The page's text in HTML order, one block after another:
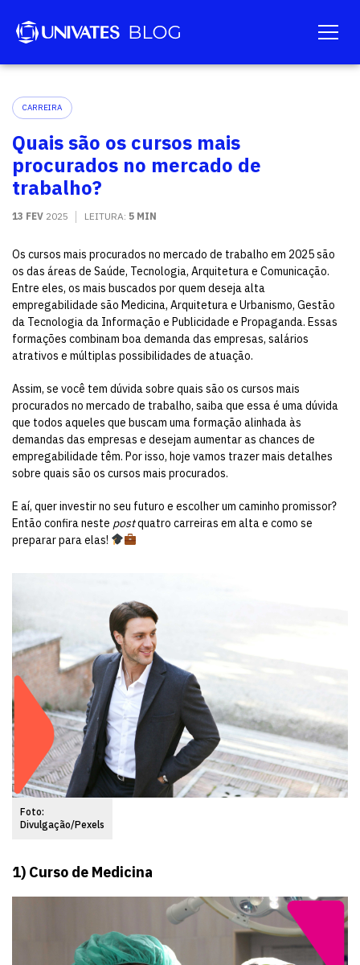
CARREIRA
Quais são os cursos mais
procurados no mercado de
trabalho?
13 FEV 2025 LEITURA: 5 MIN
Os cursos mais procurados no mercado de trabalho em 2025 são
os das áreas de Saúde, Tecnologia, Arquitetura e Comunicação.
Entre eles, os mais buscados por quem deseja alta
empregabilidade são Medicina, Arquitetura e Urbanismo, Gestão
da Tecnologia da Informação e Publicidade e Propaganda. Essas
formações combinam boa demanda das empresas, salários
atrativos e múltiplas possibilidades de atuação.
Assim, se você tem dúvida sobre quais são os cursos mais
procurados no mercado de trabalho, saiba que essa é uma dúvida
que todos aqueles que buscam uma formação alinhada às
demandas das empresas e desejam aumentar as chances de
empregabilidade têm. Por isso, hoje vamos trazer mais detalhes
sobre quais são os cursos mais procurados.
E aí, quer investir no seu futuro e escolher um caminho promissor?
Então confira neste postquatro carreiras em alta e como se
preparar para elas!
Foto:
Divulgação/Pexels
1) Curso de Medicina